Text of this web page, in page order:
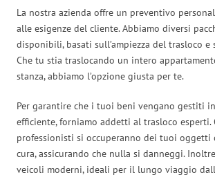
La nostra azienda offre un preventivo
alle esigenze del cliente. Abbiamo diversi
disponibili, basati sull’ampiezza del trasloco
Che tu stia traslocando un intero
stanza, abbiamo l’opzione giusta per te.
Per garantire che i tuoi beni vengano gestiti
efficiente, forniamo addetti al trasloco esperti.
professionisti si occuperanno dei tuoi oggetti
cura, assicurando che nulla si danneggi.
veicoli moderni, ideali per il lungo viaggio